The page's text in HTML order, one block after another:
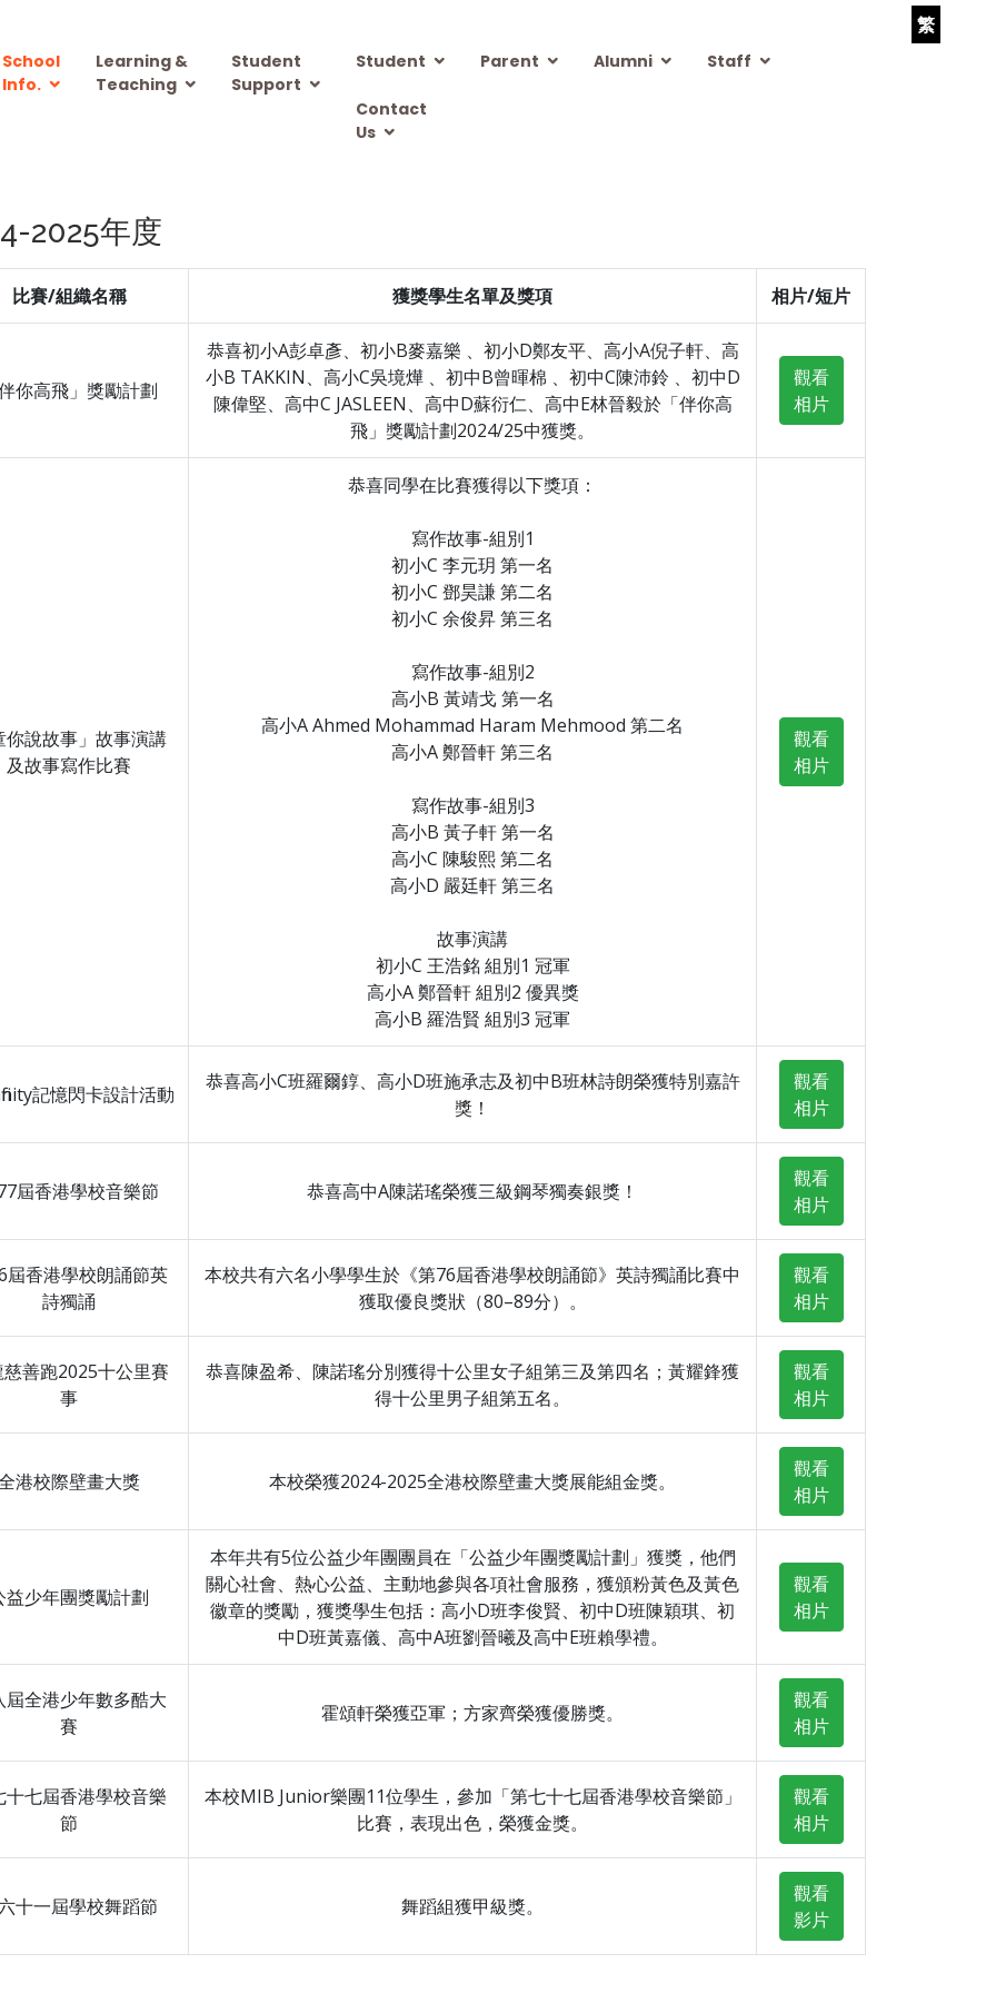
School
Info.
Learning &
Teaching
Student
Support
Student Parent Alumni Staff
Contact
Us
繁
2025年度
比賽/組織名稱 獲獎學生名單及獎項 相片/短片
伴你高飛」獎勵計劃
恭喜初小A彭卓彥、初小B麥嘉樂 、初小D鄭友平、高小A倪子軒、高
小B TAKKIN、高小C吳境燁 、初中B曾暉棉 、初中C陳沛鈴 、初中D
陳偉堅、高中C JASLEEN、高中D蘇衍仁、高中E林晉毅於「伴你高
飛」獎勵計劃2024/25中獲獎。
觀看
相片
你說故事」故事演講
及故事寫作比賽
恭喜同學在比賽獲得以下獎項：
寫作故事-組別1
初小C 李元玥 第一名
初小C 鄧昊謙 第二名
初小C 余俊昇 第三名
寫作故事-組別2
高小B 黃靖戈 第一名
高小A Ahmed Mohammad Haram Mehmood 第二名
高小A 鄭晉軒 第三名
寫作故事-組別3
高小B 黃子軒 第一名
高小C 陳駿熙 第二名
高小D 嚴廷軒 第三名
故事演講
初小C 王浩銘 組別1 冠軍
高小A 鄭晉軒 組別2 優異獎
高小B 羅浩賢 組別3 冠軍
觀看
相片
記憶閃卡設計活動
恭喜高小C班羅爾錞、高小D班施承志及初中B班林詩朗榮獲特別嘉許
獎！
觀看
相片
屆香港學校音樂節 恭喜高中A陳諾瑤榮獲三級鋼琴獨奏銀獎！
觀看
相片
屆香港學校朗誦節英
詩獨誦
本校共有六名小學學生於《第76屆香港學校朗誦節》英詩獨誦比賽中
獲取優良獎狀（80–89分）。
觀看
相片
善跑2025十公里賽
事
恭喜陳盈希、陳諾瑤分別獲得十公里女子組第三及第四名；黃耀鋒獲
得十公里男子組第五名。
觀看
相片
港校際壁畫大獎 本校榮獲2024-2025全港校際壁畫大獎展能組金獎。
觀看
相片
益少年團獎勵計劃
本年共有5位公益少年團團員在「公益少年團獎勵計劃」獲獎，他們
關心社會、熱心公益、主動地參與各項社會服務，獲頒粉黃色及黃色
徽章的獎勵，獲獎學生包括：高小D班李俊賢、初中D班陳穎琪、初
中D班黃嘉儀、高中A班劉晉曦及高中E班賴學禮。
觀看
相片
屆全港少年數多酷大
賽
霍頌軒榮獲亞軍；方家齊榮獲優勝獎。
觀看
相片
十七屆香港學校音樂
節
本校MIB Junior樂團11位學生，參加「第七十七屆香港學校音樂節」
比賽，表現出色，榮獲金獎。
觀看
相片
十一屆學校舞蹈節 舞蹈組獲甲級獎。
觀看
影片